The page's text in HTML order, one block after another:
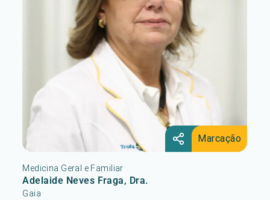
Marcação
Medicina Geral e Familiar
Adelaide Neves Fraga, Dra.
Gaia